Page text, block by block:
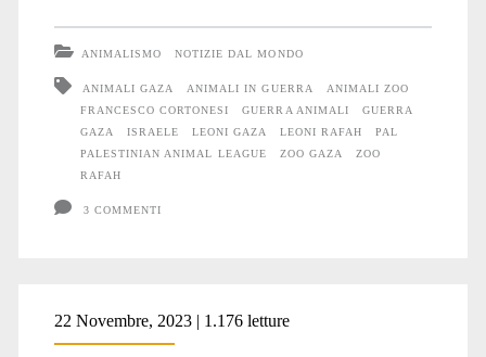
la
guerra
ANIMALISMO NOTIZIE DAL MONDO
ANIMALI GAZA ANIMALI IN GUERRA
ANIMALI ZOO
FRANCESCO CORTONESI
GUERRA ANIMALI
GUERRA
GAZA
ISRAELE LEONI GAZA LEONI RAFAH
PAL
PALESTINIAN ANIMAL LEAGUE
ZOO GAZA
ZOO
RAFAH
3 COMMENTI
22 Novembre, 2023 | 1.176 letture